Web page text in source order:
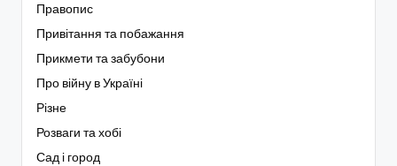
Правопис
Привітання та побажання
Прикмети та забубони
Про війну в Україні
Різне
Розваги та хобі
Сад і город